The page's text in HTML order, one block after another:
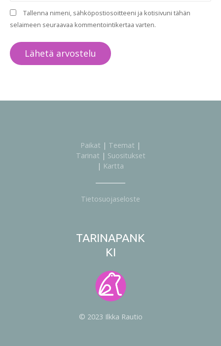
Tallenna nimeni, sähköpostiosoitteeni ja kotisivuni tähän
selaimeen seuraavaa kommentointikertaa varten.
Paikat | Teemat |
Tarinat | Suositukset
| Kartta
Tietosuojaseloste
TARINAPANK
KI
© 2023 Ilkka Rautio